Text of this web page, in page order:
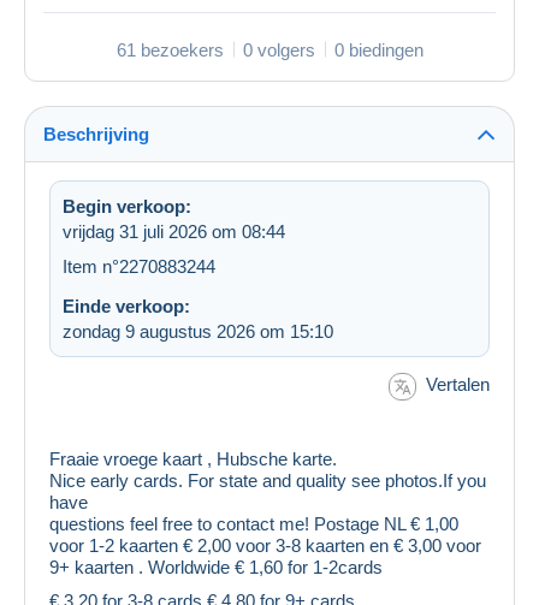
61 bezoekers 0 volgers 0 biedingen
Beschrijving
Begin verkoop:
vrijdag 31 juli 2026 om 08:44
Item n°2270883244
Einde verkoop:
zondag 9 augustus 2026 om 15:10
Vertalen
Fraaie vroege kaart , Hubsche karte.
Nice early cards. For state and quality see photos.If you
have
questions feel free to contact me! Postage NL € 1,00
voor 1-2 kaarten € 2,00 voor 3-8 kaarten en € 3,00 voor
9+ kaarten . Worldwide € 1,60 for 1-2cards
€ 3,20 for 3-8 cards € 4,80 for 9+ cards.